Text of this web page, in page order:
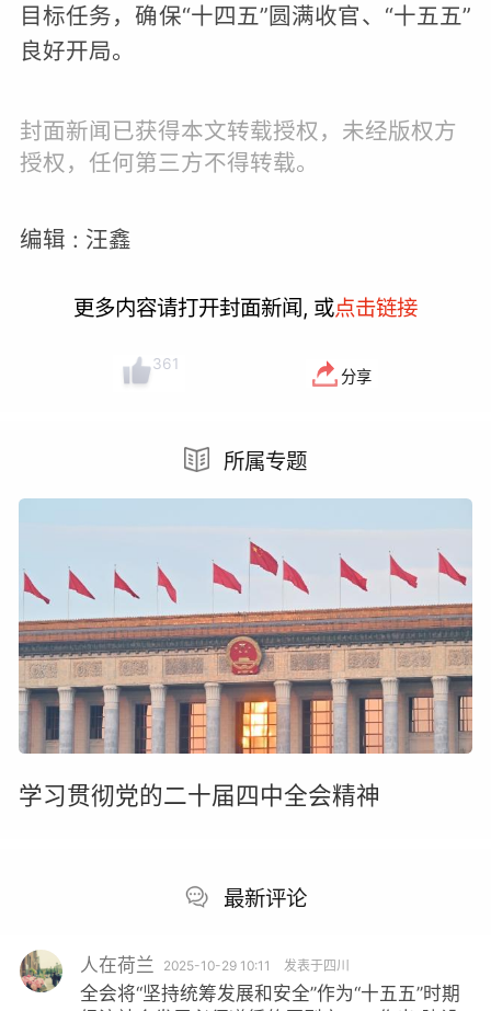
目标任务，确保“十四五”圆满收官、“十五五”
良好开局。
封面新闻已获得本文转载授权，未经版权方
授权，任何第三方不得转载。
编辑 : 汪鑫
更多内容请打开封面新闻, 或点击链接
361
分享
所属专题
学习贯彻党的二十届四中全会精神
最新评论
荷兰 2025-10-29 10:11 发表于四川
将“坚持统筹发展和安全”作为“十五五”时期